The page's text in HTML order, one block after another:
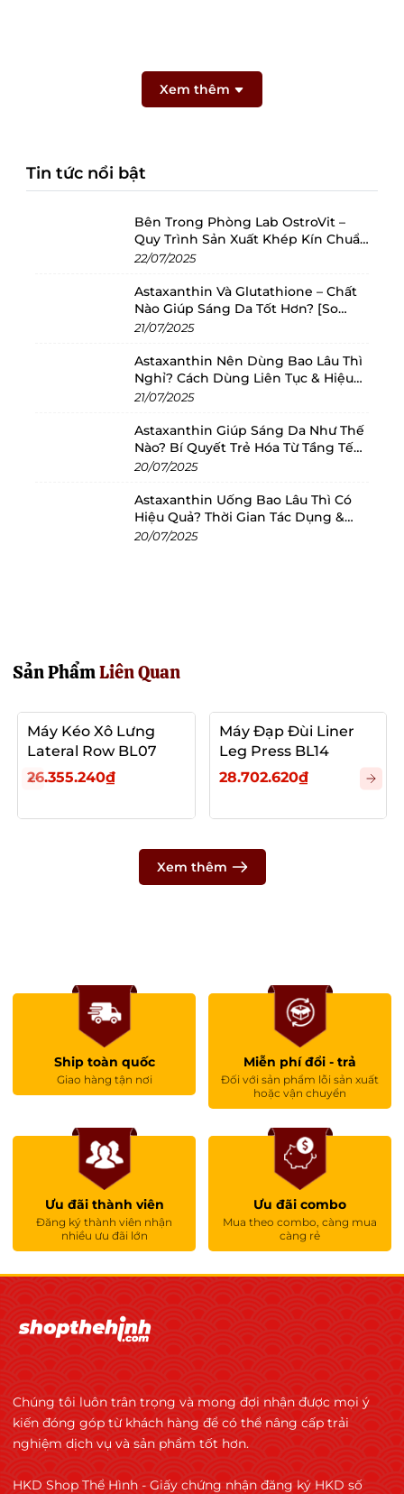
Xem thêm
Tin tức nổi bật
Bên Trong Phòng Lab OstroVit –
Quy Trình Sản Xuất Khép Kín Chuẩn
Châu Âu
22/07/2025
Astaxanthin Và Glutathione – Chất
Nào Giúp Sáng Da Tốt Hơn? [So
Sánh 2025]
21/07/2025
Astaxanthin Nên Dùng Bao Lâu Thì
Nghỉ? Cách Dùng Liên Tục & Hiệu
Quả Nhất
21/07/2025
Astaxanthin Giúp Sáng Da Như Thế
Nào? Bí Quyết Trẻ Hóa Từ Tầng Tế
Bào
20/07/2025
Astaxanthin Uống Bao Lâu Thì Có
Hiệu Quả? Thời Gian Tác Dụng &
Cách Dùng Tối Ưu
20/07/2025
Sản PhẩmLiên Quan
Máy Kéo Xô Lưng
Lateral Row BL07
26.355.240₫
Máy Đạp Đùi Liner
Leg Press BL14
28.702.620₫
Xem thêm
Ship toàn quốc
Giao hàng tận nơi
Miễn phí đổi - trả
Đối với sản phẩm lỗi sản xuất
hoặc vận chuyển
Ưu đãi thành viên
Đăng ký thành viên nhận
nhiều ưu đãi lớn
Ưu đãi combo
Mua theo combo, càng mua
càng rẻ
Chúng tôi luôn trân trọng và mong đợi nhận được mọi ý
kiến đóng góp từ khách hàng để có thể nâng cấp trải
nghiệm dịch vụ và sản phẩm tốt hơn.
HKD Shop Thể Hình - Giấy chứng nhận đăng ký HKD số